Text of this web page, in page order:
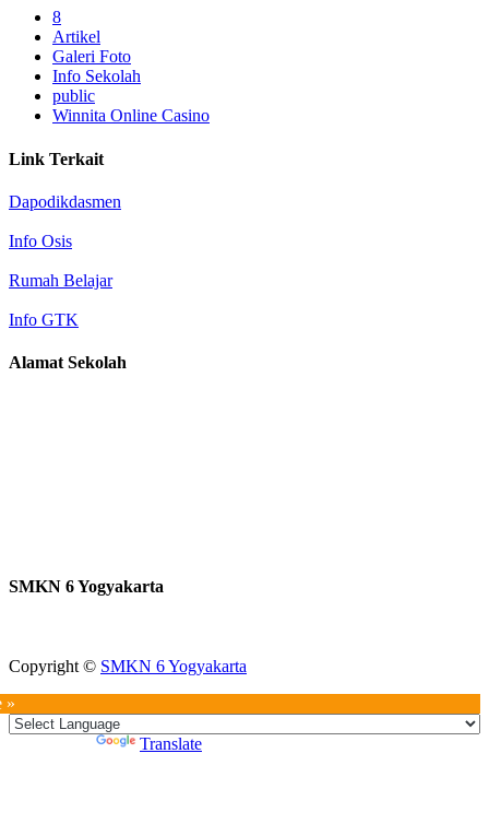
8
Artikel
Galeri Foto
Info Sekolah
public
Winnita Online Casino
Link Terkait
Dapodikdasmen
Info Osis
Rumah Belajar
Info GTK
Alamat Sekolah
SMKN 6 Yogyakarta
Copyright © SMKN 6 Yogyakarta
»
Translate